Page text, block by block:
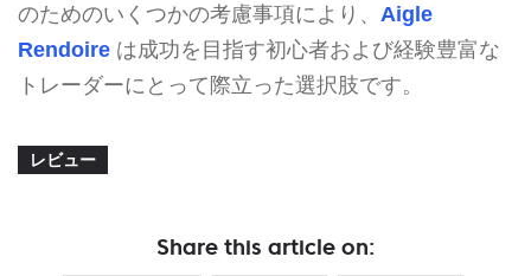
のためのいくつかの考慮事項により、 Aigle
Rendoire は成功を目指す初心者および経験豊富な
トレーダーにとって際立った選択肢です。
レビュー
Share this article on: